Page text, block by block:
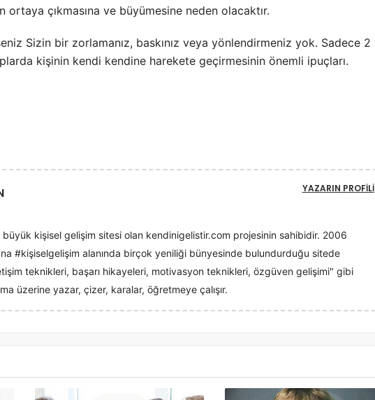
çıkmasına ve büyümesine neden olacaktır.
Sizin bir zorlamanız, baskınız veya yönlendirmeniz yok. Sadece 2
kişinin kendi kendine harekete geçirmesinin önemli ipuçları.
kişisel gelişim sitesi olan kendinigelistir.com projesinin sahibidir. 2006
#kişiselgelişim alanında birçok yeniliği bünyesinde bulundurduğu sitede
teknikleri, başarı hikayeleri, motivasyon teknikleri, özgüven gelişimi" gibi
üzerine yazar, çizer, karalar, öğretmeye çalışır.
YAZARIN PROFILI